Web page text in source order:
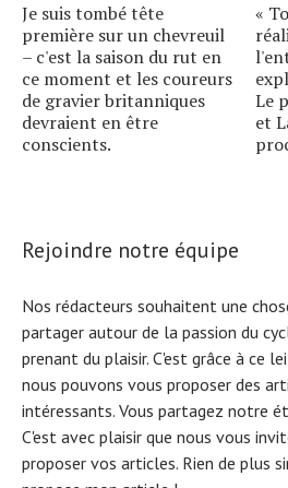
Je suis tombé tête
première sur un chevreuil
– c'est la saison du rut en
ce moment et les coureurs
de gravier britanniques
devraient en être
conscients.
«
Le
et
Rejoindre notre équipe
Nos rédacteurs souhaitent une
partager autour de la passion du
prenant du plaisir. C'est grâce à ce
nous pouvons vous proposer des
intéressants. Vous partagez notre
C'est avec plaisir que nous vous
proposer vos articles. Rien de plus